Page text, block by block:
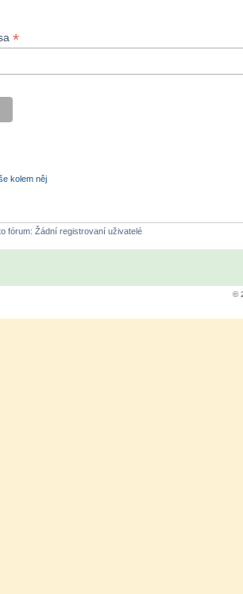
*
kolem něj
fórum: Žádní registrovaní uživatelé
©